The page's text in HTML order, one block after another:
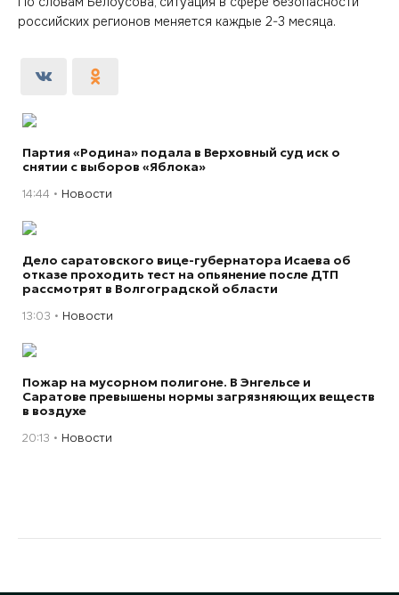
российских регионов меняется каждые 2-3 месяца.
Партия «Родина» подала в Верховный суд иск о
снятии с выборов «Яблока»
14:44 Новости
Дело саратовского вице-губернатора Исаева об
отказе проходить тест на опьянение после ДТП
рассмотрят в Волгоградской области
13:03 Новости
Пожар на мусорном полигоне. В Энгельсе и
Саратове превышены нормы загрязняющих веществ
в воздухе
20:13 Новости